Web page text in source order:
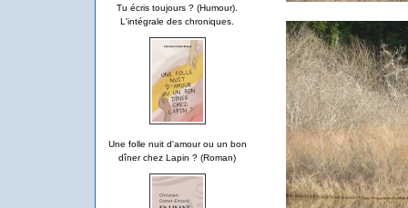
Tu écris toujours ? (Humour).
L'intégrale des chroniques.
Une folle nuit d'amour ou un bon
dîner chez Lapin ? (Roman)